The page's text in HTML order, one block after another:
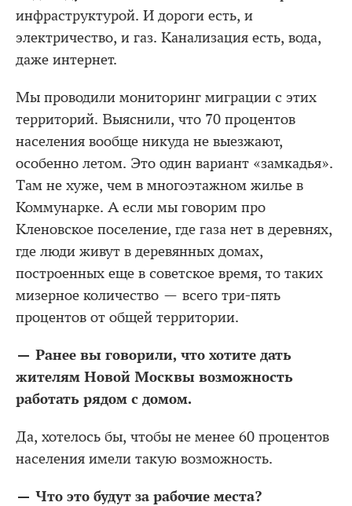
инфраструктурой. И дороги есть, и
электричество, и газ. Канализация есть, вода,
даже интернет.
Мы проводили мониторинг миграции с этих
территорий. Выяснили, что 70 процентов
населения вообще никуда не выезжают,
особенно летом. Это один вариант «замкадья».
Там не хуже, чем в многоэтажном жилье в
Коммунарке. А если мы говорим про
Кленовское поселение, где газа нет в деревнях,
где люди живут в деревянных домах,
построенных еще в советское время, то таких
мизерное количество — всего три-пять
процентов от общей территории.
— Ранее вы говорили, что хотите дать
жителям Новой Москвы возможность
работать рядом с домом.
Да, хотелось бы, чтобы не менее 60 процентов
населения имели такую возможность.
— Что это будут за рабочие места?